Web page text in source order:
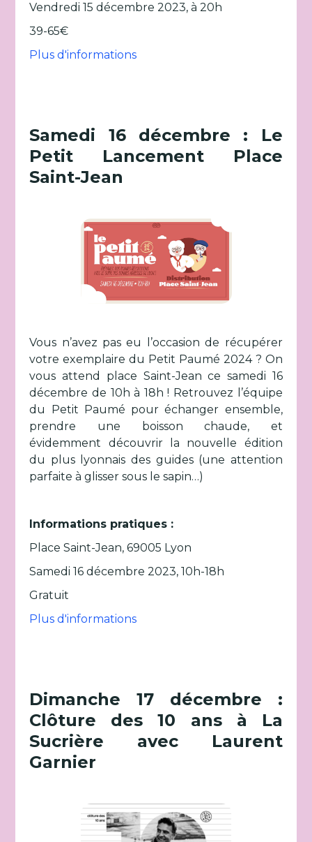
Vendredi 15 décembre 2023, à 20h
39-65€
Plus d'informations
Samedi 16 décembre : Le
Petit Lancement Place
Saint-Jean
Vous n’avez pas eu l’occasion de récupérer
votre exemplaire du Petit Paumé 2024 ? On
vous attend place Saint-Jean ce samedi 16
décembre de 10h à 18h ! Retrouvez l’équipe
du Petit Paumé pour échanger ensemble,
prendre une boisson chaude, et
évidemment découvrir la nouvelle édition
du plus lyonnais des guides (une attention
parfaite à glisser sous le sapin…)
Informations pratiques :
Place Saint-Jean, 69005 Lyon
Samedi 16 décembre 2023, 10h-18h
Gratuit
Plus d'informations
Dimanche 17 décembre :
Clôture des 10 ans à La
Sucrière avec Laurent
Garnier